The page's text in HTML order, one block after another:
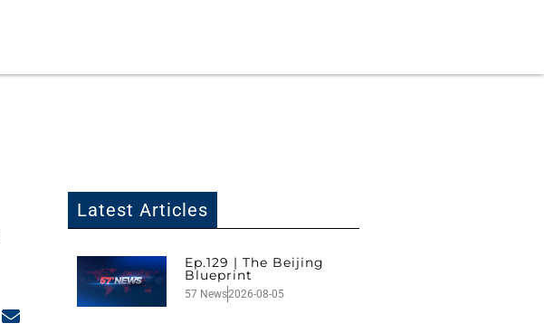
Latest Articles
Ep.129 | The Beijing
Blueprint
57 News2026-08-05